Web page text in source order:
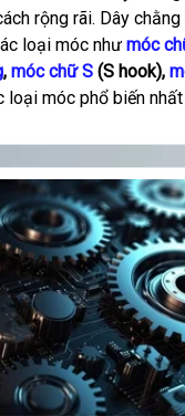
rộng rãi. Dây
loại móc như móc
, móc chữ S (S hook),
loại móc phổ biến